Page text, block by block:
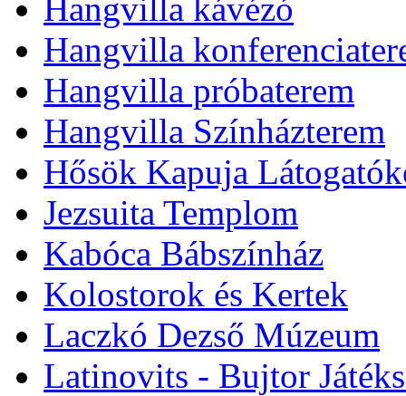
Hangvilla kávézó
Hangvilla
Hangvilla próbaterem
Hangvilla Színházterem
Hősök Kapuja
Jezsuita Templom
Kabóca Bábszínház
Kolostorok és Kertek
Laczkó Dezső Múzeum
Latinovits - Bujtor